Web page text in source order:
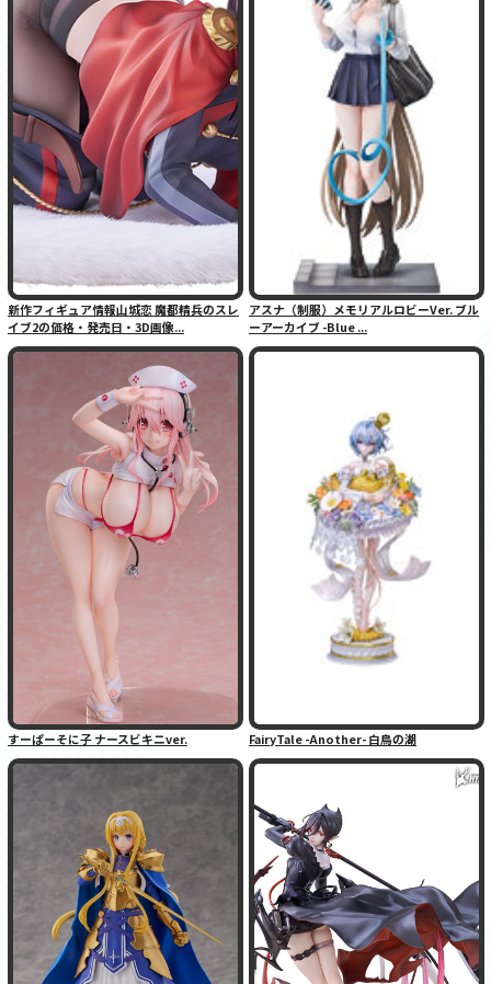
新作フィギュア情報山城恋 魔都精兵のスレ
イブ2の価格・発売日・3D画像...
アスナ（制服）メモリアルロビーVer. ブル
ーアーカイブ -Blue ...
すーぱーそに子 ナースビキニver. FairyTale -Another- 白鳥の湖